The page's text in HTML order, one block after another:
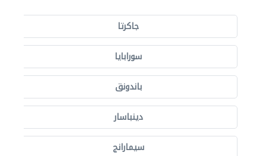
جاكرتا
سورابايا
باندونق
دينباسار
سيمارانج